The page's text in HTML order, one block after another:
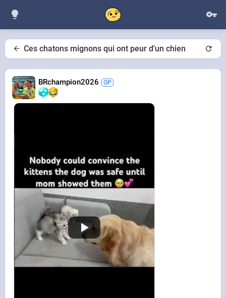
Ces chatons mignons qui ont peur d'un chien
BRchampion2026